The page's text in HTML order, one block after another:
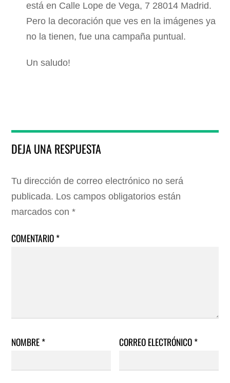
está en Calle Lope de Vega, 7 28014 Madrid.
Pero la decoración que ves en la imágenes ya
no la tienen, fue una campaña puntual.
Un saludo!
DEJA UNA RESPUESTA
Tu dirección de correo electrónico no será
publicada. Los campos obligatorios están
marcados con*
COMENTARIO*
NOMBRE* CORREO ELECTRÓNICO*